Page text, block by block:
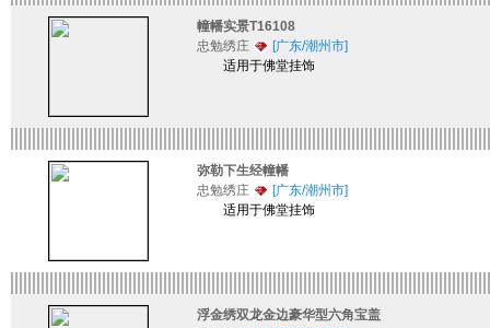
幢幡实景T16108
忠勉绣庄
[广东/潮州市]
适用于佛堂挂饰
弥勒下生经幢幡
忠勉绣庄
[广东/潮州市]
适用于佛堂挂饰
浮金绣双龙金边豪华型六角宝盖